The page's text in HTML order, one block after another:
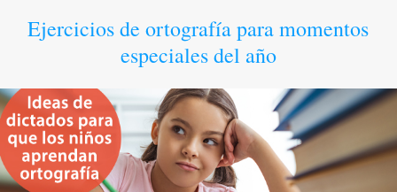
Ejercicios de ortografía para momentos
especiales del año